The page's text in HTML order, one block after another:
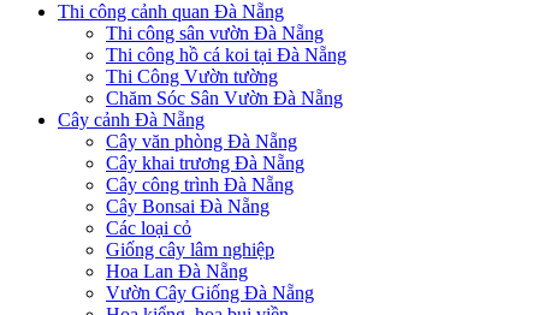
Thi công cảnh quan Đà Nẵng
Thi công sân vườn Đà Nẵng
Thi công hồ cá koi tại Đà Nẵng
Thi Công Vườn tường
Chăm Sóc Sân Vườn Đà Nẵng
Cây cảnh Đà Nẵng
Cây văn phòng Đà Nẵng
Cây khai trương Đà Nẵng
Cây công trình Đà Nẵng
Cây Bonsai Đà Nẵng
Các loại cỏ
Giống cây lâm nghiệp
Hoa Lan Đà Nẵng
Vườn Cây Giống Đà Nẵng